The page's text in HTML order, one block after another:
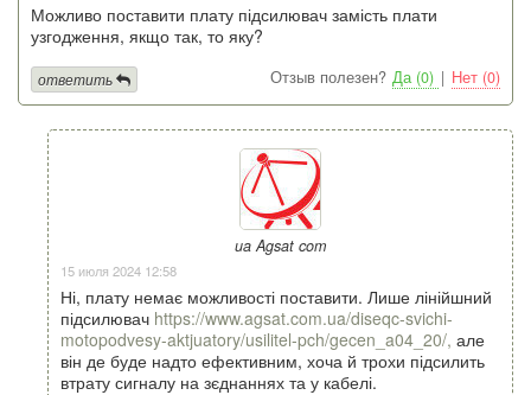
Можливо поставити плату підсилювач замість плати
узгодження, якщо так, то яку?
Отзыв полезен? Да (0) | Нет (0)
ответить
ua Agsat com
15 июля 2024 12:58
Ні, плату немає можливості поставити. Лише лінійшний
підсилювач https://www.agsat.com.ua/diseqc-svichi-
motopodvesy-aktjuatory/usilitel-pch/gecen_a04_20/, але
він де буде надто ефективним, хоча й трохи підсилить
втрату сигналу на зєднаннях та у кабелі.